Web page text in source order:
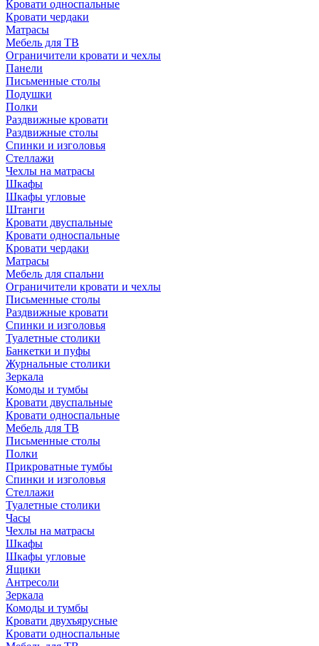
Кровати односпальные
Кровати чердаки
Матрасы
Мебель для ТВ
Ограничители кровати и чехлы
Панели
Письменные столы
Подушки
Полки
Раздвижные кровати
Раздвижные столы
Спинки и изголовья
Стеллажи
Чехлы на матрасы
Шкафы
Шкафы угловые
Штанги
Кровати двуспальные
Кровати односпальные
Кровати чердаки
Матрасы
Мебель для спальни
Ограничители кровати и чехлы
Письменные столы
Раздвижные кровати
Спинки и изголовья
Туалетные столики
Банкетки и пуфы
Журнальные столики
Зеркала
Комоды и тумбы
Кровати двуспальные
Кровати односпальные
Мебель для ТВ
Письменные столы
Полки
Прикроватные тумбы
Спинки и изголовья
Стеллажи
Туалетные столики
Часы
Чехлы на матрасы
Шкафы
Шкафы угловые
Ящики
Антресоли
Зеркала
Комоды и тумбы
Кровати двухъярусные
Кровати односпальные